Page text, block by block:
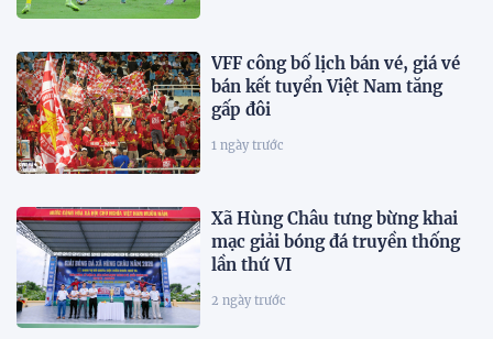
VFF công bố lịch bán vé, giá vé
bán kết tuyển Việt Nam tăng
gấp đôi
1 ngày trước
Xã Hùng Châu tưng bừng khai
mạc giải bóng đá truyền thống
lần thứ VI
2 ngày trước